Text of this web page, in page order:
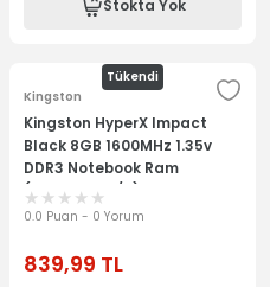
Stokta Yok
Tükendi
Kingston
Kingston HyperX Impact
Black 8GB 1600MHz 1.35v
DDR3 Notebook Ram
(HX316LS9IB/8)
0.0 Puan - 0 Yorum
839,99 TL